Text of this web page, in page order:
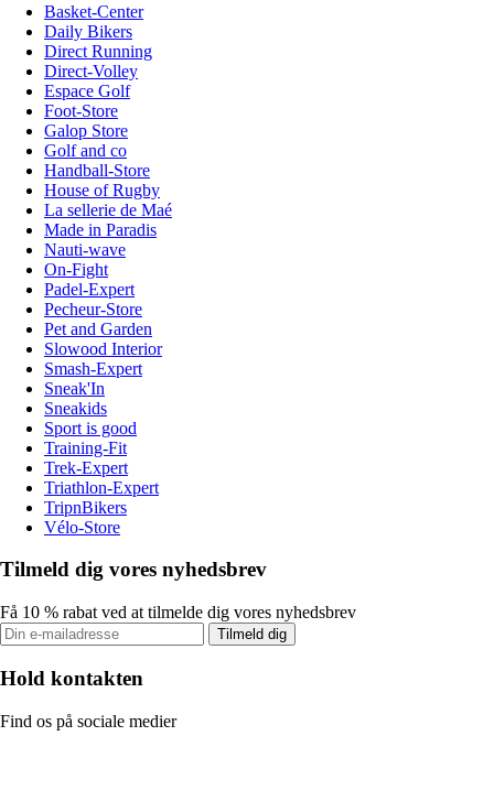
Basket-Center
Daily Bikers
Direct Running
Direct-Volley
Espace Golf
Foot-Store
Galop Store
Golf and co
Handball-Store
House of Rugby
La sellerie de Maé
Made in Paradis
Nauti-wave
On-Fight
Padel-Expert
Pecheur-Store
Pet and Garden
Slowood Interior
Smash-Expert
Sneak'In
Sneakids
Sport is good
Training-Fit
Trek-Expert
Triathlon-Expert
TripnBikers
Vélo-Store
Tilmeld dig vores nyhedsbrev
Få 10 % rabat ved at tilmelde dig vores nyhedsbrev
Tilmeld dig
Hold kontakten
Find os på sociale medier